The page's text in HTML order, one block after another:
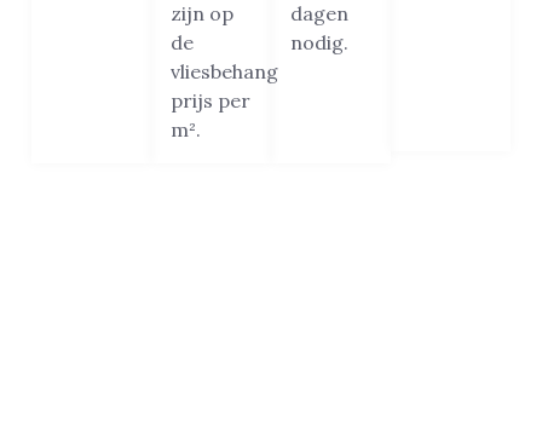
zijn op
de
vliesbehang
prijs per
m².
dagen
nodig.